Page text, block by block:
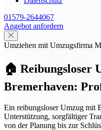
01579-2644067
Angebot anfordern
Umziehen mit Umzugsfirma
🏠 Reibungsloser
Bremerhaven:
Ein reibungsloser Umzug mit
Unterstützung, sorgfältiger
von der Planung bis zur